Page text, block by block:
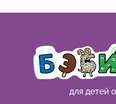
для детей